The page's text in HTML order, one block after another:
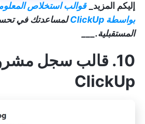
إليكم المزيد_
قوالب استخلاص
بواسطة ClickUp
لمساعدتك في
المستقبلية.___
10. قالب سجل
ClickUp